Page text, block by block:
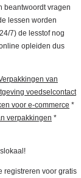
beantwoordt vragen
lessen worden
7) de lesstof nog
opleiden dus
van
voedselcontact
voor e-commerce *
verpakkingen *
registreren voor gratis